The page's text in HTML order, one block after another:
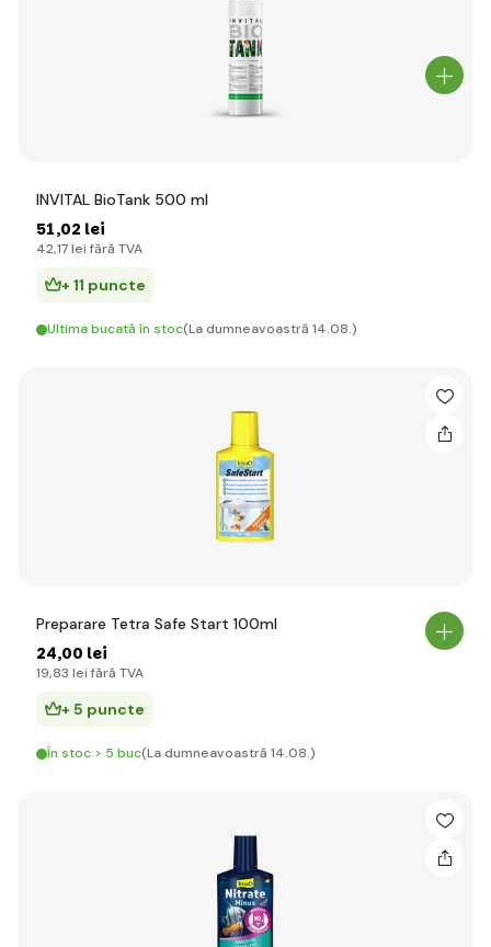
INVITAL BioTank 500 ml
51,02 lei
42,17 lei fără TVA
+ 11 puncte
Ultima bucată în stoc(La dumneavoastră 14.08.)
Preparare Tetra Safe Start 100ml
24,00 lei
19,83 lei fără TVA
+ 5 puncte
În stoc > 5 buc(La dumneavoastră 14.08.)